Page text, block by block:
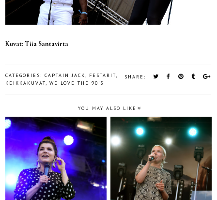
Kuvat: Tiia Santavirta
SHARE:
CATEGORIES:CAPTAIN JACK FESTARIT
KEIKKAKUVAT
WE LOVE THE 90'S
YOU MAY ALSO LIKE